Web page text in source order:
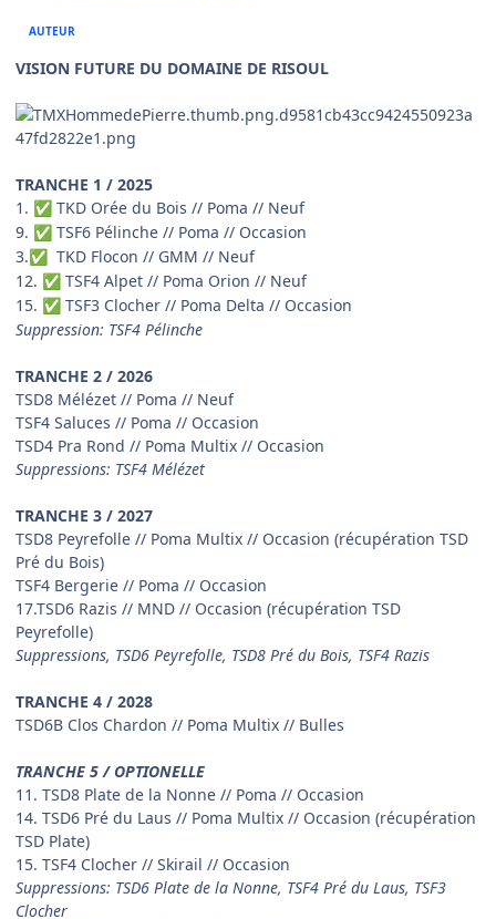
AUTEUR
VISION FUTURE DU DOMAINE DE RISOUL
TRANCHE 1 / 2025
1. ✅ TKD Orée du Bois // Poma // Neuf
9. ✅ TSF6 Pélinche // Poma // Occasion
3.✅
TKD Flocon // GMM // Neuf
12. ✅ TSF4 Alpet // Poma Orion // Neuf
15. ✅ TSF3 Clocher // Poma Delta // Occasion
Suppression: TSF4 Pélinche
TRANCHE 2 / 2026
TSD8 Mélézet // Poma // Neuf
TSF4 Saluces // Poma // Occasion
TSD4 Pra Rond // Poma Multix // Occasion
Suppressions: TSF4 Mélézet
TRANCHE 3 / 2027
TSD8 Peyrefolle // Poma Multix // Occasion (récupération TSD
Pré du Bois)
TSF4 Bergerie // Poma // Occasion
17.TSD6 Razis // MND // Occasion (récupération TSD
Peyrefolle)
Suppressions, TSD6 Peyrefolle, TSD8 Pré du Bois, TSF4 Razis
TRANCHE 4 / 2028
TSD6B Clos Chardon // Poma Multix // Bulles
TRANCHE 5 / OPTIONELLE
11. TSD8 Plate de la Nonne // Poma // Occasion
14. TSD6 Pré du Laus // Poma Multix // Occasion (récupération
TSD Plate)
15. TSF4 Clocher // Skirail // Occasion
Suppressions: TSD6 Plate de la Nonne, TSF4 Pré du Laus, TSF3
Clocher